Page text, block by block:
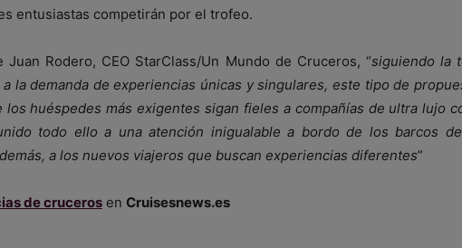
entusiastas competirán por el trofeo.
Juan Rodero, CEO StarClass/Un Mundo de Cruceros, “siguiendo la
la demanda de experiencias únicas y singulares, este tipo de
los huéspedes más exigentes sigan fieles a compañías de ultra lujo
todo ello a una atención inigualable a bordo de los barcos
a los nuevos viajeros que buscan experiencias diferentes”
de cruceros en Cruisesnews.es